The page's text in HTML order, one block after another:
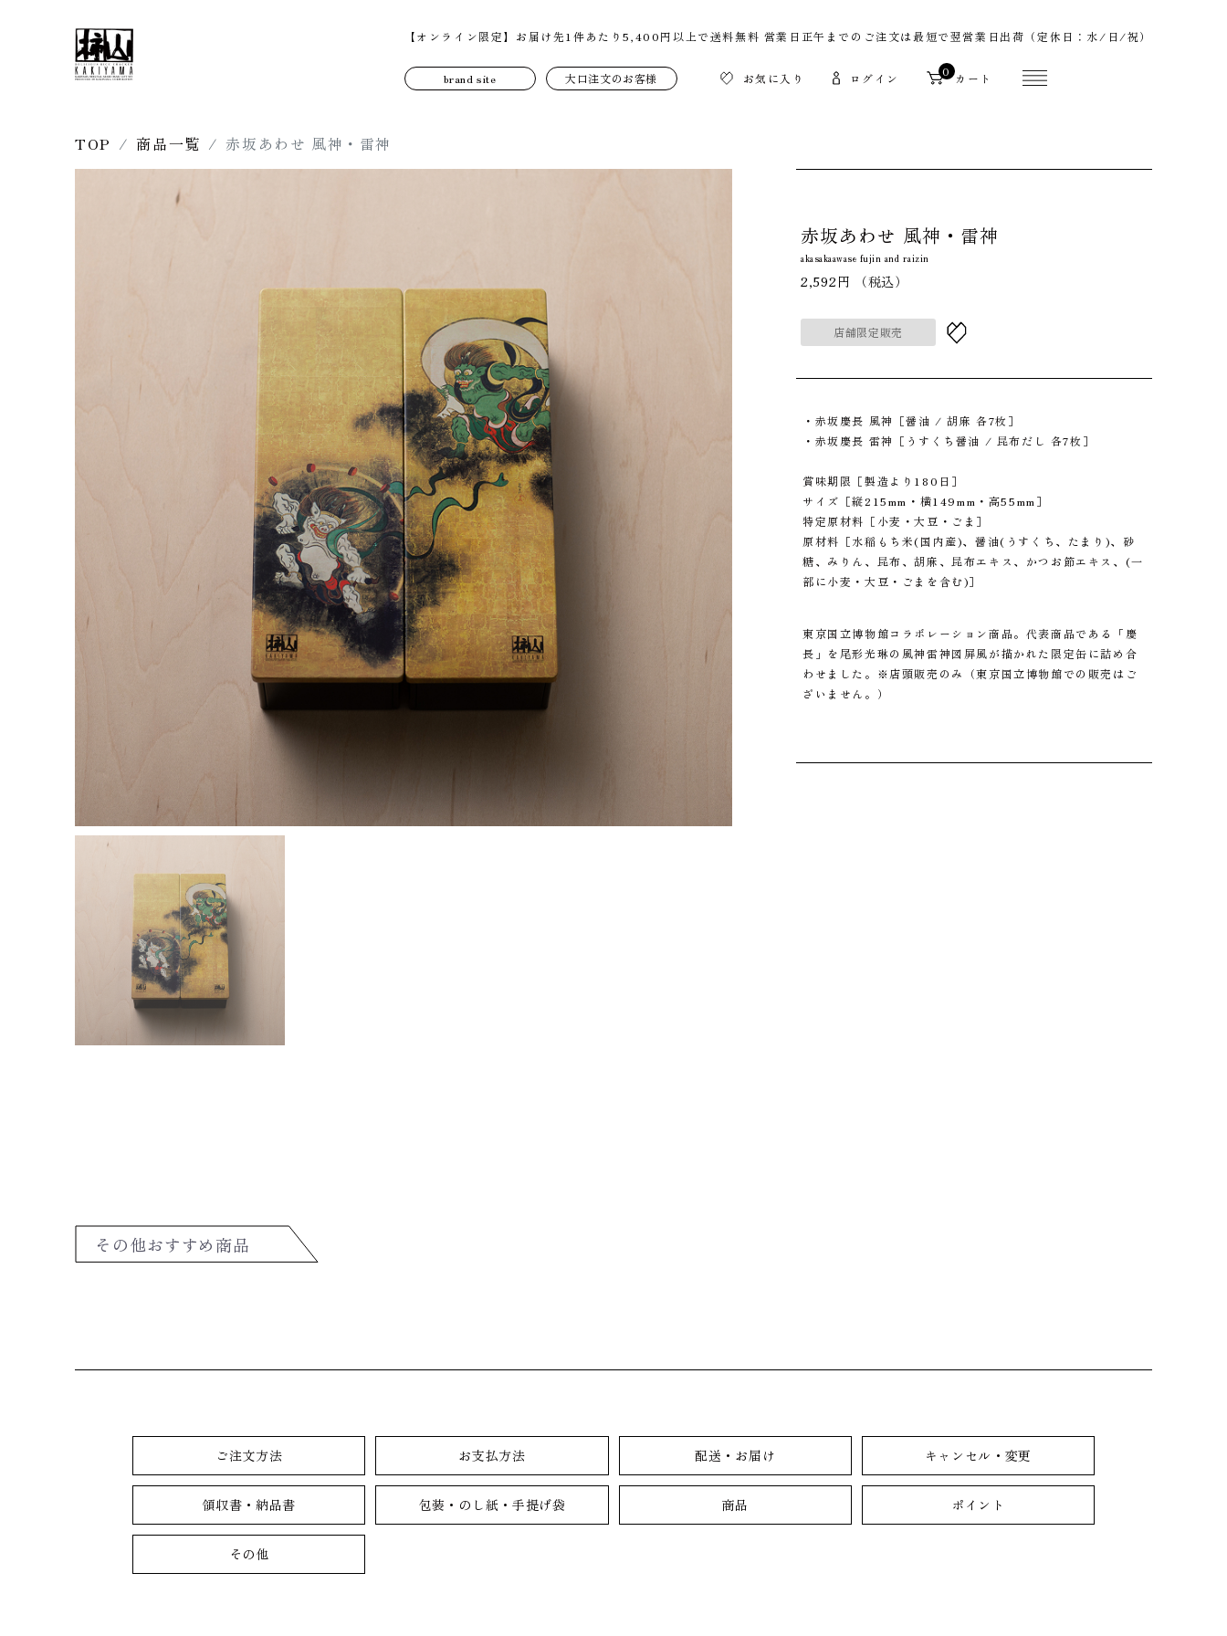
【オンライン限定】お届け先1件あたり5,400円以上で送料無料 営業日正午までのご注文は最短で翌営業日出荷（定休日：水/日/祝）
brand site 大口注文のお客様 お気に入り ログイン 0 カート
TOP 商品一覧 赤坂あわせ 風神・雷神
赤坂あわせ 風神・雷神
akasakaawase fujin and raizin
2,592円 （税込）
店舗限定販売
・赤坂慶長 風神［醤油 / 胡麻 各7枚］
・赤坂慶長 雷神［うすくち醤油 / 昆布だし 各7枚］
賞味期限［製造より180日］
サイズ［縦215mm・横149mm・高55mm］
特定原材料［小麦・大豆・ごま］
原材料［水稲もち米(国内産)、醤油(うすくち、たまり)、砂
糖、みりん、昆布、胡麻、昆布エキス、かつお節エキス、(一
部に小麦・大豆・ごまを含む)］
東京国立博物館コラボレーション商品。代表商品である「慶
長」を尾形光琳の風神雷神図屏風が描かれた限定缶に詰め合
わせました。※店頭販売のみ（東京国立博物館での販売はご
ざいません。）
その他おすすめ商品
ご注文方法 お支払方法 配送・お届け キャンセル・変更
領収書・納品書 包装・のし紙・手提げ袋 商品 ポイント
その他